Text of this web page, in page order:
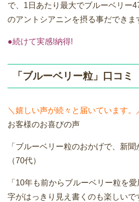
で、1日あたり最大でブルーベリー
のアントシアニンを摂る事だできま
●続けて実感!納得!
「ブルーベリー粒」口コミ
＼嬉しい声が続々と届いています。
お客様のお喜びの声
「ブルーベリー粒のおかげで、新聞
（70代）
「10年も前からブルーベリー粒を
字がはっきり見え書くのも楽しいで